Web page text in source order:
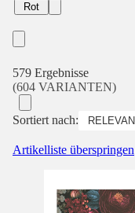
Rot
579 Ergebnisse
(604 VARIANTEN)
Sortiert nach:
Artikelliste überspringen